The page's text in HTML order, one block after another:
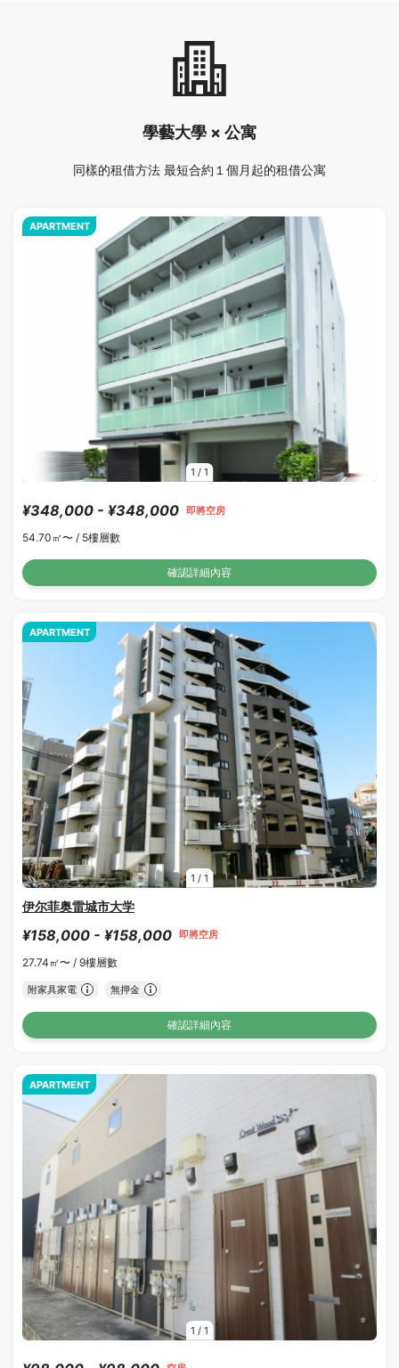
學藝大學 × 公寓
同樣的租借方法 最短合約１個月起的租借公寓
1 / 1
APARTMENT
¥348,000 - ¥348,000 即將空房
54.70㎡〜 / 5樓層數
確認詳細內容
1 / 1
APARTMENT
伊尔菲奥雷城市大学
¥158,000 - ¥158,000 即將空房
27.74㎡〜 / 9樓層數
附家具家電 無押金
確認詳細內容
1 / 1
APARTMENT